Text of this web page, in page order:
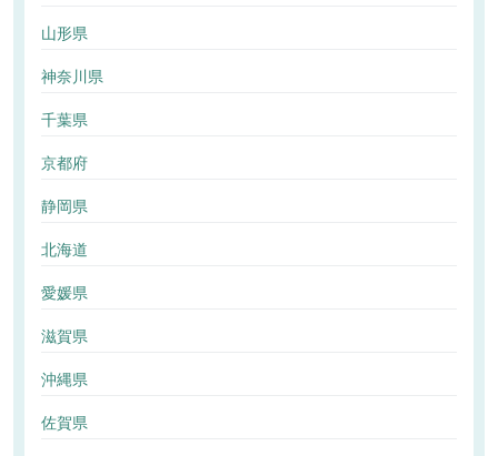
山形県
神奈川県
千葉県
京都府
静岡県
北海道
愛媛県
滋賀県
沖縄県
佐賀県